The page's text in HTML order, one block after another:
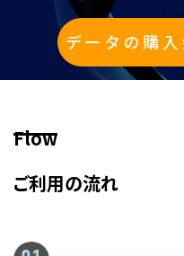
データの購
Flow
ご利用の流れ